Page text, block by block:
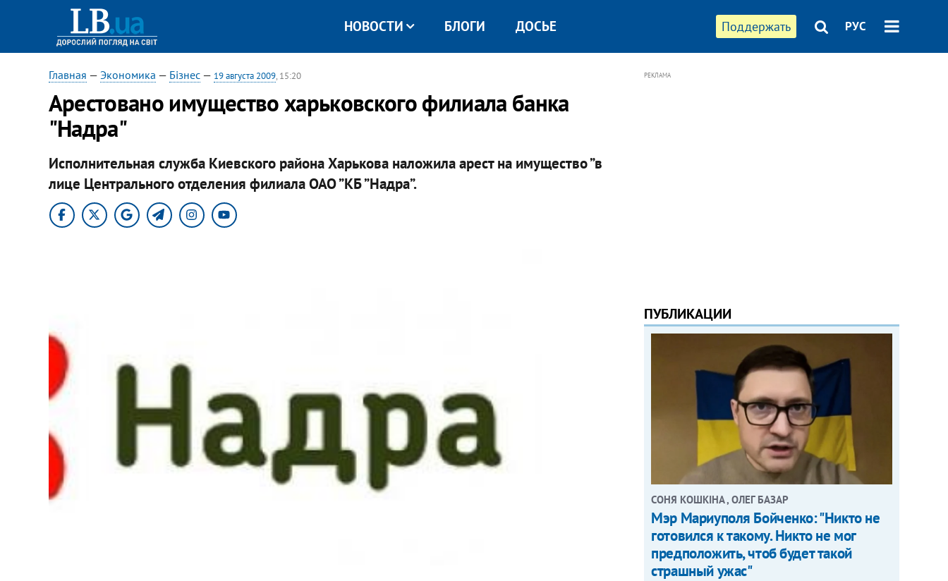
Поддержать РУС
НОВОСТИ БЛОГИ ДОСЬЕ
Главная — Экономика — Бізнес— 19 августа 2009, 15:20
Арестовано имущество харьковского филиала банка
"Надра"
Исполнительная служба Киевского района Харькова наложила арест на имущество ”в
лице Центрального отделения филиала ОАО ”КБ ”Надра”.
РЕКЛАМА
ПУБЛИКАЦИИ
СОНЯ КОШКІНА , ОЛЕГ БАЗАР
Мэр Мариуполя Бойченко: "Никто не
готовился к такому. Никто не мог
предположить, чтоб будет такой
страшный ужас"